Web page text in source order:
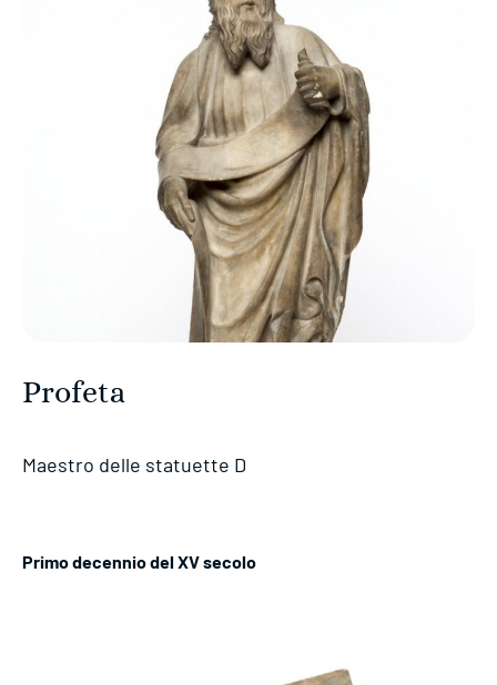
Profeta
Maestro delle statuette D
Primo decennio del XV secolo